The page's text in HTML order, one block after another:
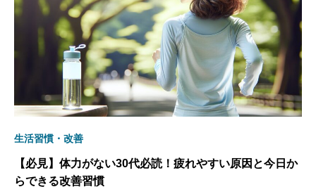
生活習慣・改善
【必見】体力がない30代必読！疲れやすい原因と今日か
らできる改善習慣